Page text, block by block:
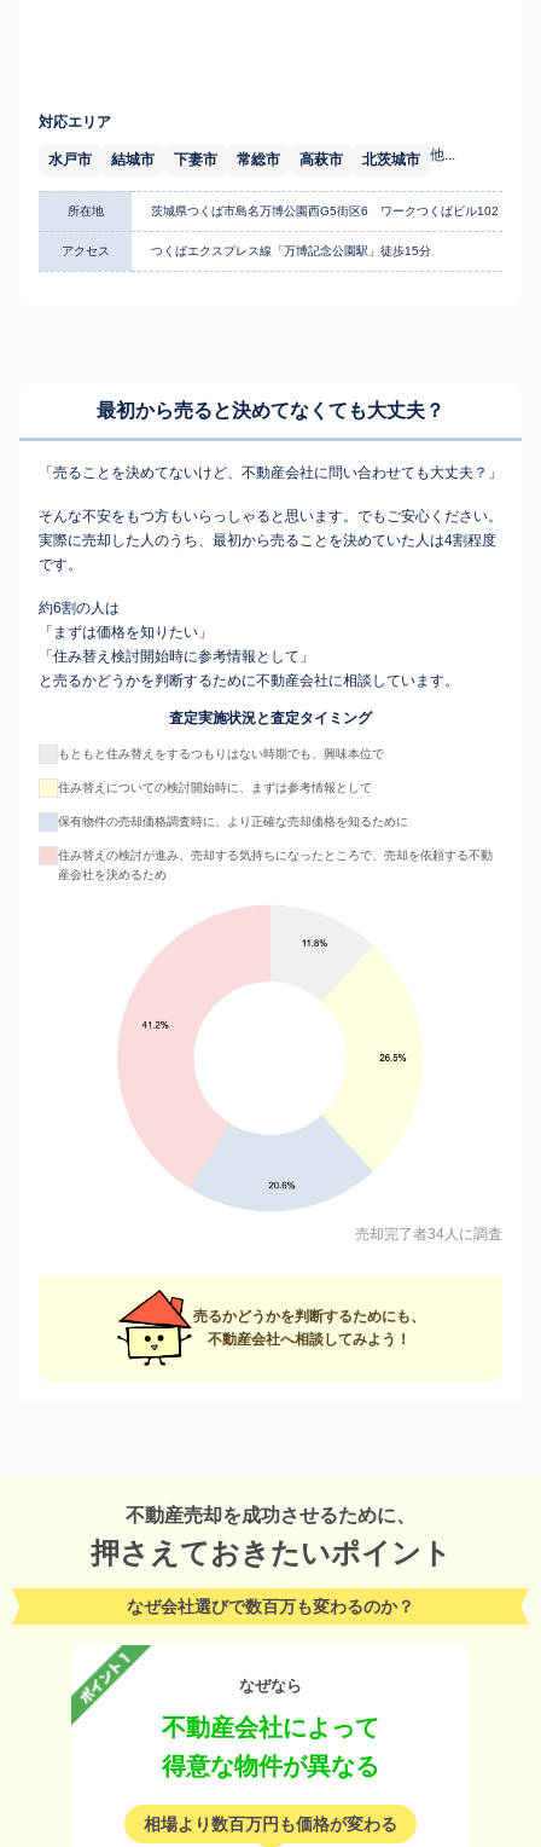
対応エリア
水戸市 結城市 下妻市 常総市 高萩市 北茨城市 他...
所在地 茨城県つくば市島名万博公園西G5街区6 ワークつくばビル102
アクセス つくばエクスプレス線「万博記念公園駅」徒歩15分
最初から売ると決めてなくても大丈夫？
「売ることを決めてないけど、不動産会社に問い合わせても大丈夫？」
そんな不安をもつ方もいらっしゃると思います。でもご安心ください。
実際に売却した人のうち、最初から売ることを決めていた人は4割程度
です。
約6割の人は
「まずは価格を知りたい」
「住み替え検討開始時に参考情報として」
と売るかどうかを判断するために不動産会社に相談しています。
査定実施状況と査定タイミング
もともと住み替えをするつもりはない時期でも、興味本位で
住み替えについての検討開始時に、まずは参考情報として
保有物件の売却価格調査時に、より正確な売却価格を知るために
住み替えの検討が進み、売却する気持ちになったところで、売却を依頼する不動
産会社を決めるため
売却完了者34人に調査
売るかどうかを判断するためにも、
不動産会社へ相談してみよう！
不動産売却を成功させるために、
押さえておきたいポイント
なぜ会社選びで数百万も変わるのか？
なぜなら
不動産会社によって
得意な物件が異なる
相場より数百万円も価格が変わる